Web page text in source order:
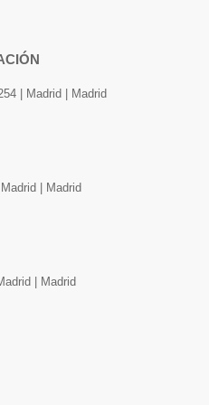
| Madrid | Madrid
| Madrid
| Madrid